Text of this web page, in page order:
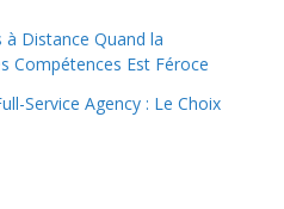
Distance Quand la
Compétences Est Féroce
Service Agency : Le Choix